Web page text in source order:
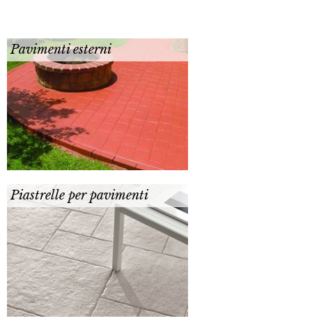
Pavimenti esterni
Piastrelle per pavimenti